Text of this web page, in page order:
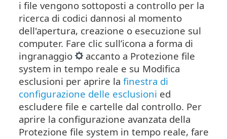
i file vengono sottoposti a controllo per la
ricerca di codici dannosi al momento
dell'apertura, creazione o esecuzione sul
computer. Fare clic sull’icona a forma di
ingranaggio
accanto a Protezione file
system in tempo reale e su Modifica
esclusioni per aprire lafinestra di
configurazione delle esclusioni ed
escludere file e cartelle dal controllo. Per
aprire la configurazione avanzata della
Protezione file system in tempo reale, fare